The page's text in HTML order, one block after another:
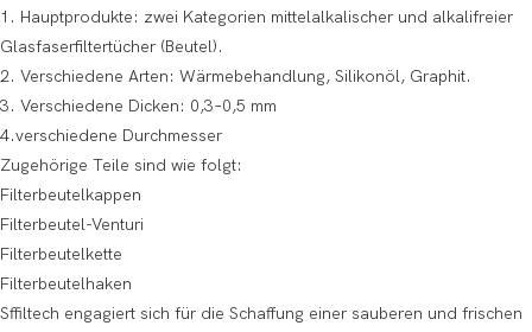
1. Hauptprodukte: zwei Kategorien mittelalkalischer und alkalifreier
Glasfaserfiltertücher (Beutel).
2. Verschiedene Arten: Wärmebehandlung, Silikonöl, Graphit.
3. Verschiedene Dicken: 0,3–0,5 mm
4.verschiedene Durchmesser
Zugehörige Teile sind wie folgt:
Filterbeutelkappen
Filterbeutel-Venturi
Filterbeutelkette
Filterbeutelhaken
Sffiltech engagiert sich für die Schaffung einer sauberen und frischen